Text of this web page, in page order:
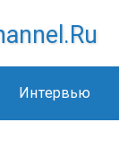
Интервью